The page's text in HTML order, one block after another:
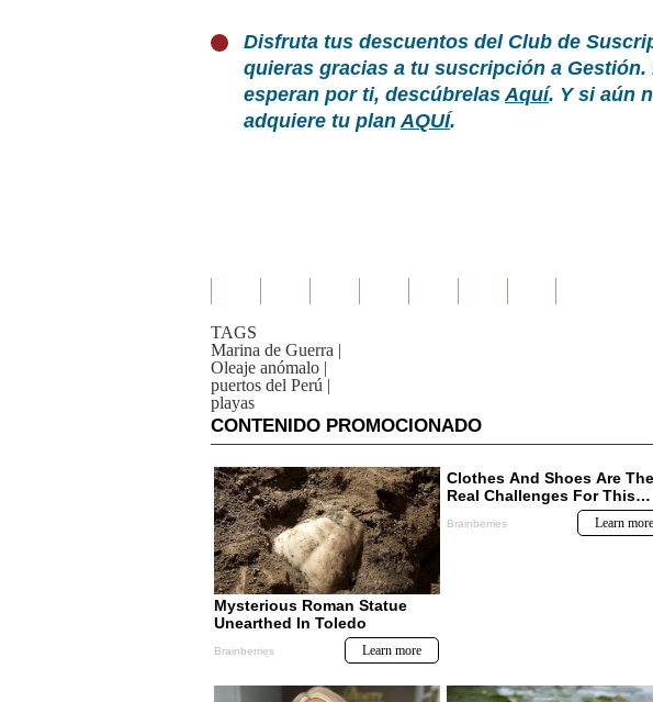
Disfruta tus descuentos del Club de
quieras gracias a tu suscripción a Gestión.
esperan por ti, descúbrelasAquí. Y si aún
adquiere tu planAQUÍ.
TAGS
Marina de Guerra |
Oleaje anómalo |
puertos del Perú |
playas